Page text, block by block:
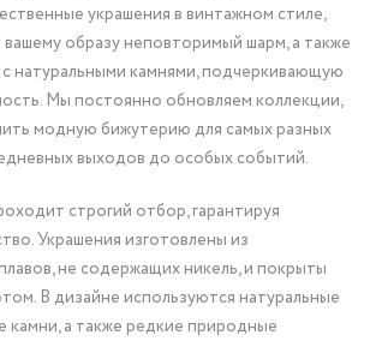
украшения в винтажном стиле,
образу неповторимый шарм, а также
натуральными камнями, подчеркивающую
Мы постоянно обновляем коллекции,
модную бижутерию для самых разных
выходов до особых событий.
строгий отбор, гарантируя
Украшения изготовлены из
не содержащих никель, и покрыты
В дизайне используются натуральные
камни, а также редкие природные